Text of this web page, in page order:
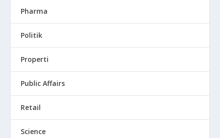
Pharma
Politik
Properti
Public Affairs
Retail
Science